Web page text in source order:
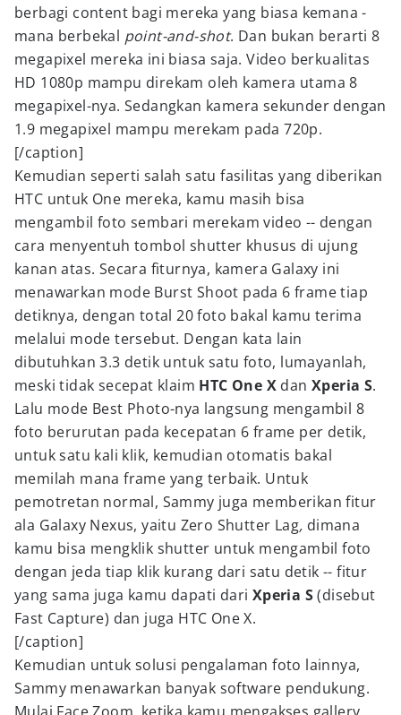
berbagi content bagi mereka yang biasa kemana -
mana berbekal point-and-shot. Dan bukan berarti 8
megapixel mereka ini biasa saja. Video berkualitas
HD 1080p mampu direkam oleh kamera utama 8
megapixel-nya. Sedangkan kamera sekunder dengan
1.9 megapixel mampu merekam pada 720p.
[/caption]
Kemudian seperti salah satu fasilitas yang diberikan
HTC untuk One mereka, kamu masih bisa
mengambil foto sembari merekam video -- dengan
cara menyentuh tombol shutter khusus di ujung
kanan atas. Secara fiturnya, kamera Galaxy ini
menawarkan mode Burst Shoot pada 6 frame tiap
detiknya, dengan total 20 foto bakal kamu terima
melalui mode tersebut. Dengan kata lain
dibutuhkan 3.3 detik untuk satu foto, lumayanlah,
meski tidak secepat klaim HTC One X danXperia S.
Lalu mode Best Photo-nya langsung mengambil 8
foto berurutan pada kecepatan 6 frame per detik,
untuk satu kali klik, kemudian otomatis bakal
memilah mana frame yang terbaik. Untuk
pemotretan normal, Sammy juga memberikan fitur
ala Galaxy Nexus, yaitu Zero Shutter Lag, dimana
kamu bisa mengklik shutter untuk mengambil foto
dengan jeda tiap klik kurang dari satu detik -- fitur
yang sama juga kamu dapati dari Xperia S(disebut
Fast Capture) dan juga HTC One X.
[/caption]
Kemudian untuk solusi pengalaman foto lainnya,
Sammy menawarkan banyak software pendukung.